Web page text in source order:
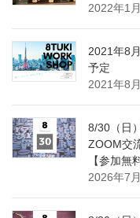
2022年1
2021年8
予定
2021年8
8/30（日
ZOOM交
【参加無
2026年7